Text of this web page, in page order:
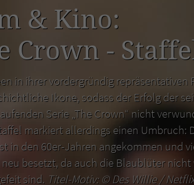
& Kino:
Crown -
in ihrer vordergründig repräsentativen
Ikone, sodass der Erfolg der
Serie „The Crown“ nicht
markiert allerdings einen Umbruch:
in den 60er-Jahren angekommen und
besetzt, da auch die Blaublüter nicht
sind. Titel-Motiv: ©Des Willie /